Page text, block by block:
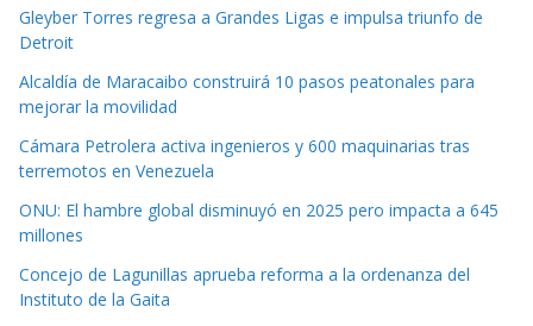
Gleyber Torres regresa a Grandes Ligas e impulsa triunfo de
Detroit
Alcaldía de Maracaibo construirá 10 pasos peatonales para
mejorar la movilidad
Cámara Petrolera activa ingenieros y 600 maquinarias tras
terremotos en Venezuela
ONU: El hambre global disminuyó en 2025 pero impacta a 645
millones
Concejo de Lagunillas aprueba reforma a la ordenanza del
Instituto de la Gaita